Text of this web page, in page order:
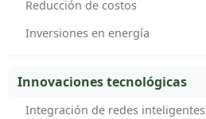
Reducción de costos
Inversiones en energía
Innovaciones tecnológicas
Integración de redes inteligentes